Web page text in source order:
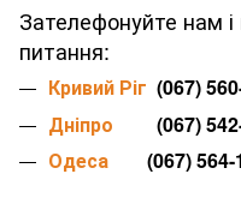
Зателефонуйте нам
питання:
Кривий Ріг (067)
Дніпро (067) 542-
Одеса (067) 564-